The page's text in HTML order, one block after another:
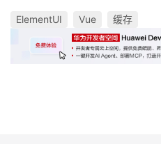
ElementUI Vue 缓存